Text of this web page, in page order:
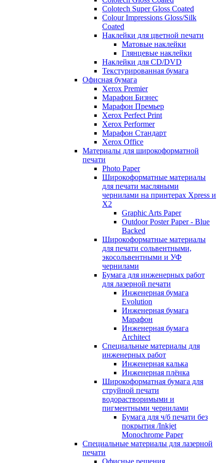
Colotech Super Gloss Coated
Colour Impressions Gloss/Silk
Coated
Наклейки для цветной печати
Матовые наклейки
Глянцевые наклейки
Наклейки для CD/DVD
Текстурированная бумага
Офисная бумага
Xerox Premier
Марафон Бизнес
Марафон Премьер
Xerox Perfect Print
Xerox Performer
Марафон Стандарт
Xerox Office
Материалы для широкоформатной
печати
Photo Paper
Широкоформатные материалы
для печати масляными
чернилами на принтерах Xpress и
X2
Graphic Arts Paper
Outdoor Poster Paper - Blue
Backed
Широкоформатные материалы
для печати сольвентными,
экосольвентными и УФ
чернилами
Бумага для инженерных работ
для лазерной печати
Инженерная бумага
Evolution
Инженерная бумага
Марафон
Инженерная бумага
Architect
Специальные материалы для
инженерных работ
Инженерная калька
Инженерная плёнка
Широкоформатная бумага для
струйной печати
водорастворимыми и
пигментными чернилами
Бумага для ч/б печати без
покрытия /Inkjet
Monochrome Paper
Специальные материалы для лазерной
печати
Офисные решения